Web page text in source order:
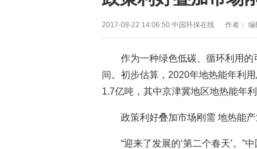
2017-08-22 14:06:50 中国环保在线 作者： 编
作为一种绿色低碳、循环利用的
间。初步估算，2020年地热能年利
1.7亿吨，其中京津冀地区地热能年
政策利好叠加市场刚需 地热能
“迎来了发展的‘第二个春天’。”